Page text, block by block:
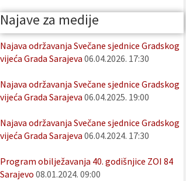
Najave za medije
Najava održavanja Svečane sjednice Gradskog
vijeća Grada Sarajeva 06.04.2026. 17:30
Najava održavanja Svečane sjednice Gradskog
vijeća Grada Sarajeva 06.04.2025. 19:00
Najava održavanja Svečane sjednice Gradskog
vijeća Grada Sarajeva 06.04.2024. 17:30
Program obilježavanja 40. godišnjice ZOI 84
Sarajevo 08.01.2024. 09:00